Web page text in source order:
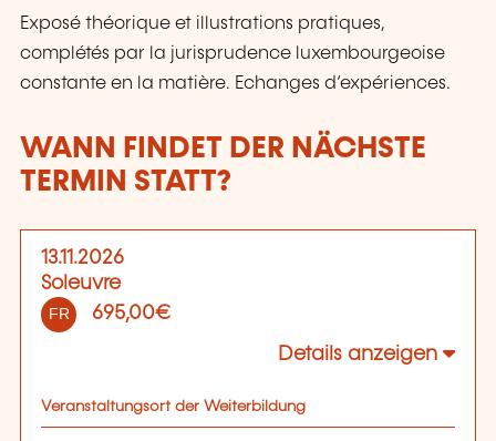
Exposé théorique et illustrations pratiques,
complétés par la jurisprudence luxembourgeoise
constante en la matière. Echanges d‘expériences.
WANN FINDET DER NÄCHSTE
TERMIN STATT?
13.11.2026
Soleuvre
FR 695,00€
Details anzeigen
Veranstaltungsort der Weiterbildung